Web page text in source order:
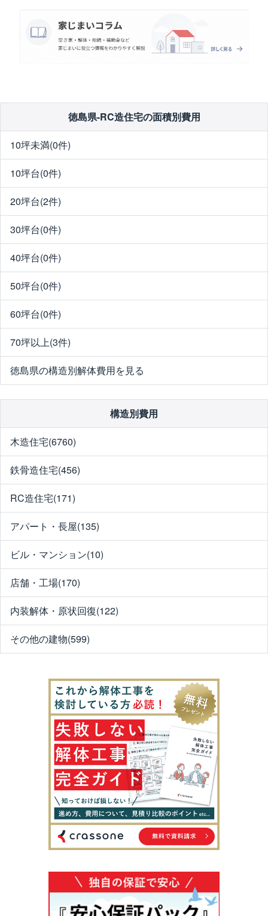
徳島県-RC造住宅の面積別費用
10坪未満(0件)
10坪台(0件)
20坪台(2件)
30坪台(0件)
40坪台(0件)
50坪台(0件)
60坪台(0件)
70坪以上(3件)
徳島県の構造別解体費用を見る
構造別費用
木造住宅(6760)
鉄骨造住宅(456)
RC造住宅(171)
アパート・長屋(135)
ビル・マンション(10)
店舗・工場(170)
内装解体・原状回復(122)
その他の建物(599)